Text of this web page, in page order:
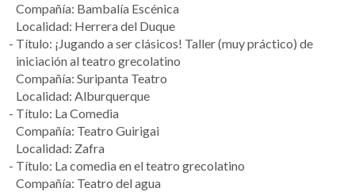
Compañía: Bambalía Escénica
Localidad: Herrera del Duque
Título: ¡Jugando a ser clásicos! Taller (muy práctico) de
iniciación al teatro grecolatino
Compañía: Suripanta Teatro
Localidad: Alburquerque
Título: La Comedia
Compañía: Teatro Guirigai
Localidad: Zafra
Título: La comedia en el teatro grecolatino
Compañía: Teatro del agua